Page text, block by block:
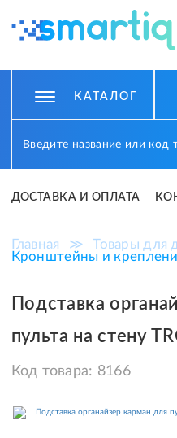
КАТАЛОГ
ДОСТАВКА И ОПЛАТА
Главная ≫ Товары для
Кронштейны и
Подставка
пульта на стену
Код товара: 8166